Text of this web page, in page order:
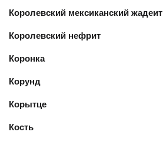
Королевский мексиканский жадеит
Королевский нефрит
Коронка
Корунд
Корытце
Кость